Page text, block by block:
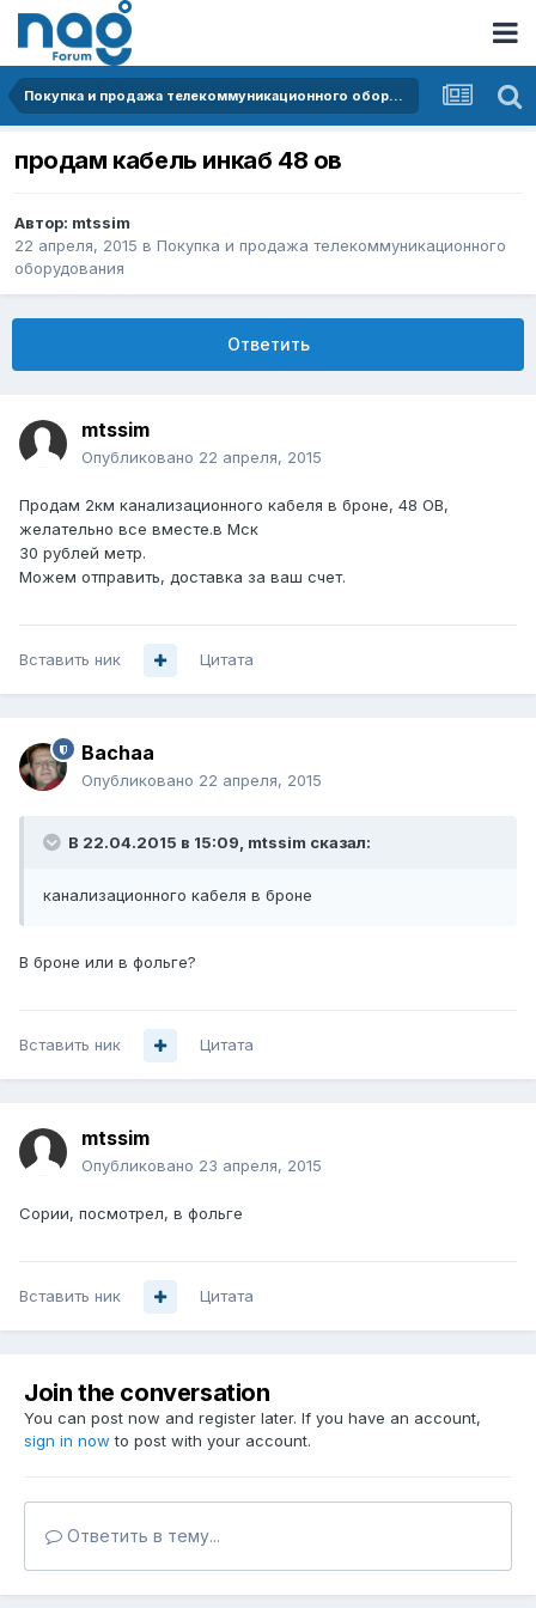
Покупка и продажа телекоммуникационного оборудования
продам кабель инкаб 48 ов
Автор: mtssim
22 апреля, 2015 в Покупка и продажа телекоммуникационного
оборудования
Ответить
mtssim
Опубликовано 22 апреля, 2015
Продам 2км канализационного кабеля в броне, 48 ОВ,
желательно все вместе.в Мск
30 рублей метр.
Можем отправить, доставка за ваш счет.
Вставить ник Цитата
Bachaa
Опубликовано 22 апреля, 2015
В 22.04.2015 в 15:09, mtssim сказал:
канализационного кабеля в броне
В броне или в фольге?
Вставить ник Цитата
mtssim
Опубликовано 23 апреля, 2015
Сории, посмотрел, в фольге
Вставить ник Цитата
Join the conversation
You can post now and register later. If you have an account,
sign in now to post with your account.
Ответить в тему...